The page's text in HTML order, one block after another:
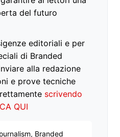
del futuro
editoriali e per
di Branded
alla redazione
e prove tecniche
scrivendo
QUI
Branded